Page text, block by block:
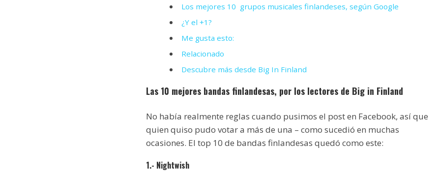
Los mejores 10 grupos musicales finlandeses, según Google
¿Y el +1?
Me gusta esto:
Relacionado
Descubre más desde Big In Finland
Las 10 mejores bandas finlandesas, por los lectores de Big in Finland
No había realmente reglas cuando pusimos el post en Facebook, así que
quien quiso pudo votar a más de una – como sucedió en muchas
ocasiones. El top 10 de bandas finlandesas quedó como este:
1.- Nightwish